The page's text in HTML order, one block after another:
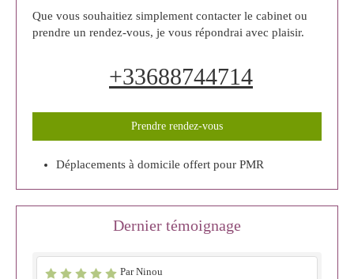
Que vous souhaitiez simplement contacter le cabinet ou
prendre un rendez-vous, je vous répondrai avec plaisir.
+33688744714
Prendre rendez-vous
Déplacements à domicile offert pour PMR
Dernier témoignage
Par Ninou